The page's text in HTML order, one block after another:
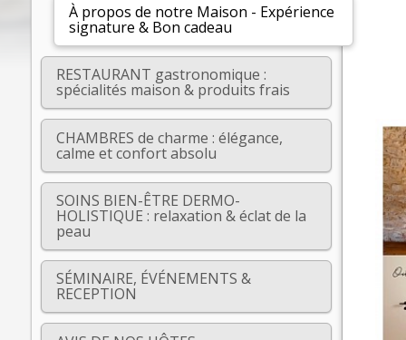
À propos de notre Maison - Expérience
signature & Bon cadeau
RESTAURANT gastronomique :
spécialités maison & produits frais
CHAMBRES de charme : élégance,
calme et confort absolu
SOINS BIEN-ÊTRE DERMO-
HOLISTIQUE : relaxation & éclat de la
peau
SÉMINAIRE, ÉVÉNEMENTS &
RECEPTION